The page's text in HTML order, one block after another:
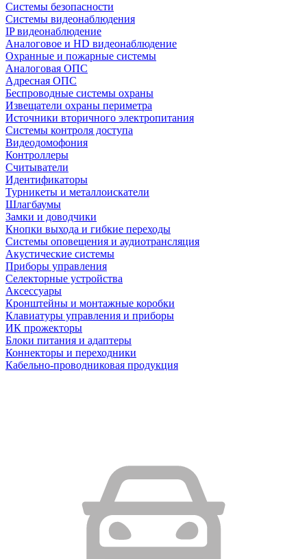
Системы безопасности
Системы видеонаблюдения
IP видеонаблюдение
Аналоговое и HD видеонаблюдение
Охранные и пожарные системы
Аналоговая ОПС
Адресная ОПС
Беспроводные системы охраны
Извещатели охраны периметра
Источники вторичного электропитания
Системы контроля доступа
Видеодомофония
Контроллеры
Считыватели
Идентификаторы
Турникеты и металлоискатели
Шлагбаумы
Замки и доводчики
Кнопки выхода и гибкие переходы
Системы оповещения и аудиотрансляция
Акустические системы
Приборы управления
Селекторные устройства
Аксессуары
Кронштейны и монтажные коробки
Клавиатуры управления и приборы
ИК прожекторы
Блоки питания и адаптеры
Коннекторы и переходники
Кабельно-проводниковая продукция